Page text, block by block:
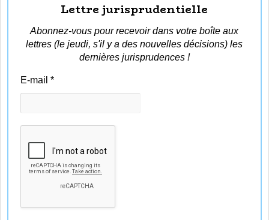
Lettre jurisprudentielle
Abonnez-vous pour recevoir dans votre boîte aux
lettres (le jeudi, s'il y a des nouvelles décisions) les
dernières jurisprudences !
E-mail*